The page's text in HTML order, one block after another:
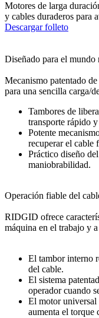
Motores de larga
y cables duraderos para
Descargar folleto
Diseñado para el mundo
Mecanismo patentado
para una sencilla carga/
Tambores de
transporte rápido
Potente
recuperar el cable
Práctico diseño
maniobrabilidad.
Operación fiable del
RIDGID ofrece
máquina en el trabajo y
El tambor interno
del cable.
El sistema
operador cuando
El motor universal
aumenta el torque